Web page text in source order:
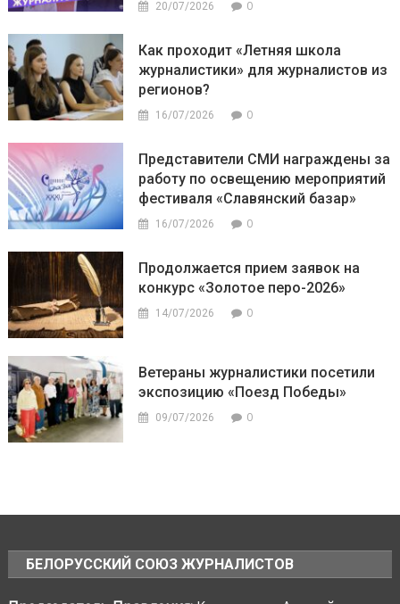
20/07/2026 0
Как проходит «Летняя школа
журналистики» для журналистов из
регионов?
16/07/2026 0
Представители СМИ награждены за
работу по освещению мероприятий
фестиваля «Славянский базар»
16/07/2026 0
Продолжается прием заявок на
конкурс «Золотое перо-2026»
14/07/2026 0
Ветераны журналистики посетили
экспозицию «Поезд Победы»
09/07/2026 0
БЕЛОРУССКИЙ СОЮЗ ЖУРНАЛИСТОВ